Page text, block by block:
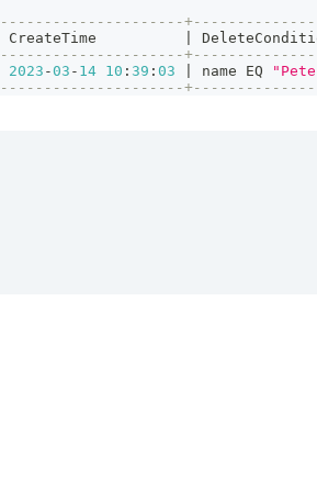
CreateTime
2023 -03 - 14 10 : 39 : 03 name EQ